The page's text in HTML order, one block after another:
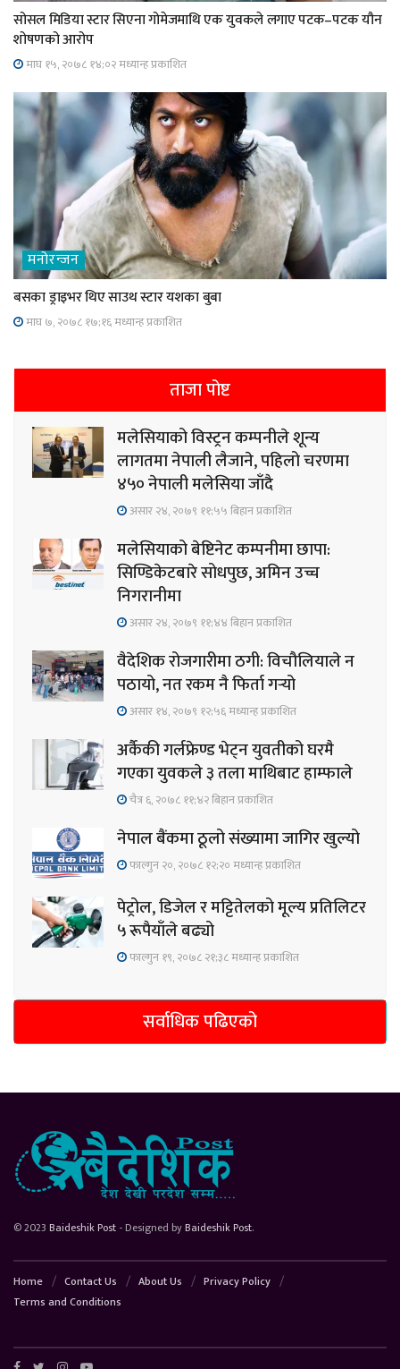
सोसल मिडिया स्टार सिएना गोमेजमाथि एक युवकले लगाए पटक–पटक यौन
शोषणको आरोप
माघ १५, २०७८ १४;०२ मध्यान्ह प्रकाशित
मनोरन्जन
बसका ड्राइभर थिए साउथ स्टार यशका बुबा
माघ ७, २०७८ १७;१६ मध्यान्ह प्रकाशित
ताजा पोष्ट
मलेसियाको विस्ट्रन कम्पनीले शून्य
लागतमा नेपाली लैजाने, पहिलो चरणमा
४५० नेपाली मलेसिया जाँदै
असार २४, २०७९ ११;५५ बिहान प्रकाशित
मलेसियाको बेष्टिनेट कम्पनीमा छापा:
सिण्डिकेटबारे सोधपुछ, अमिन उच्च
निगरानीमा
असार २४, २०७९ ११;४४ बिहान प्रकाशित
वैदेशिक रोजगारीमा ठगी: विचौलियाले न
पठायो, नत रकम नै फिर्ता गर्‍यो
असार १४, २०७९ १२;५६ मध्यान्ह प्रकाशित
अर्कैकी गर्लफ्रेण्ड भेट्न युवतीको घरमै
गएका युवकले ३ तला माथिबाट हाम्फाले
चैत्र ६, २०७८ ११;४२ बिहान प्रकाशित
नेपाल बैंकमा ठूलो संख्यामा जागिर खुल्यो
फाल्गुन २०, २०७८ १२;२० मध्यान्ह प्रकाशित
पेट्रोल, डिजेल र मट्टितेलको मूल्य प्रतिलिटर
५ रूपैयाँले बढ्यो
फाल्गुन १९, २०७८ २१;३८ मध्यान्ह प्रकाशित
सर्वाधिक पढिएको
© 2023 Baideshik Post - Designed byBaideshik Post.
Home Contact Us About Us
Privacy Policy
Terms and Conditions